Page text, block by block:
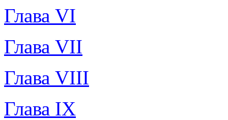
Глава VI
Глава VII
Глава VIII
Глава IX